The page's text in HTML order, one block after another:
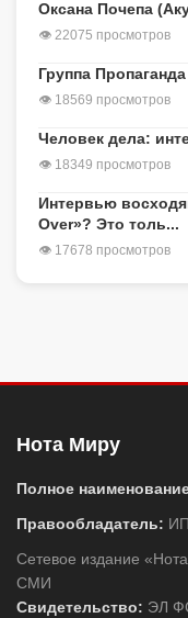
Оксана Почепа
👁 22075 просмотров
Группа Пропаганда
👁 18569 просмотров
Человек дела:
👁 18349 просмотров
Интервью
Over»? Это толь...
👁 17678 просмотров
Нота Миру
Полное
Правообладатель:
Сетевое издание
СМИ
Свидетельство: ЭЛ